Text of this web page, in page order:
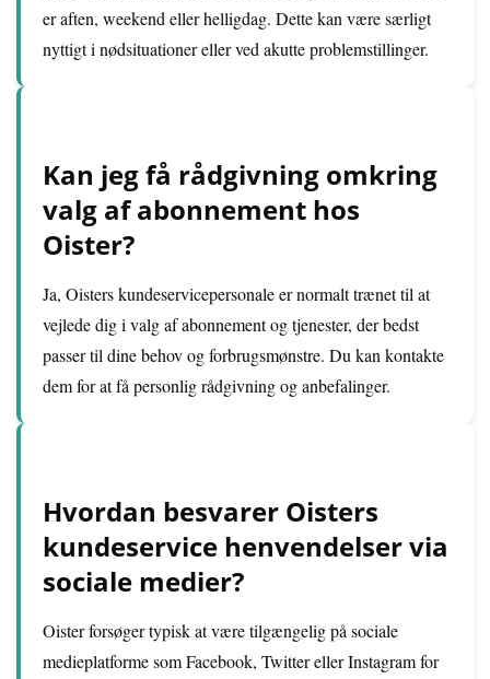
er aften, weekend eller helligdag. Dette kan være særligt
nyttigt i nødsituationer eller ved akutte problemstillinger.
Kan jeg få rådgivning omkring
valg af abonnement hos
Oister?
Ja, Oisters kundeservicepersonale er normalt trænet til at
vejlede dig i valg af abonnement og tjenester, der bedst
passer til dine behov og forbrugsmønstre. Du kan kontakte
dem for at få personlig rådgivning og anbefalinger.
Hvordan besvarer Oisters
kundeservice henvendelser via
sociale medier?
Oister forsøger typisk at være tilgængelig på sociale
medieplatforme som Facebook, Twitter eller Instagram for